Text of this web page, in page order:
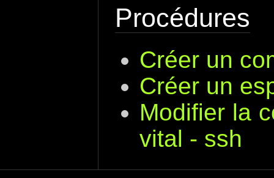
Procédures
Créer un
Créer un
Modifier la
vital - ssh